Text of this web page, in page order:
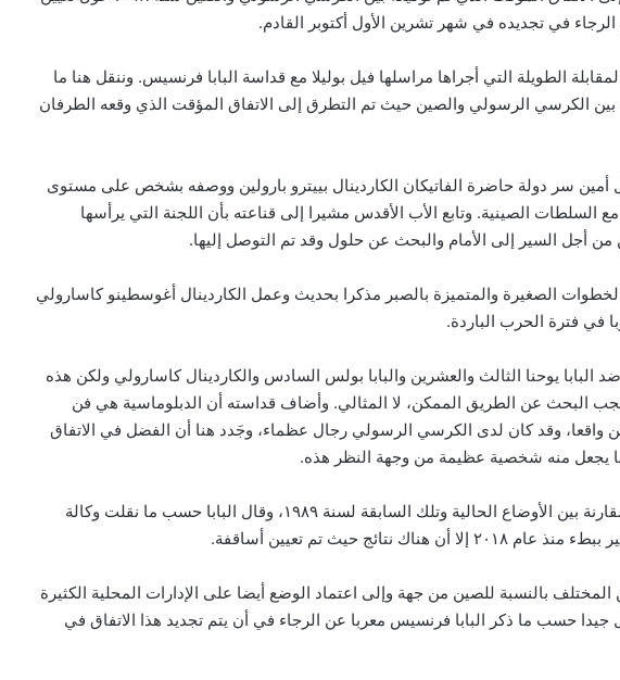
في تجديده في شهر تشرين الأول أكتوبر القادم.
الطويلة التي أجراها مراسلها فيل بوليلا مع قداسة البابا فرنسيس. وننقل هنا ما
بين الكرسي الرسولي والصين حيث تم التطرق إلى الاتفاق المؤقت الذي وقعه الطرفان
أمين سر دولة حاضرة الفاتيكان الكاردينال بييترو بارولين ووصفه بشخص على مستوى
السلطات الصينية. وتابع الأب الأقدس مشيرا إلى قناعته بأن اللجنة التي يرأسها
من أجل السير إلى الأمام والبحث عن حلول وقد تم التوصل إليها.
الصغيرة والمتميزة بالصبر مذكرا بحديث وعمل الكاردينال أغوسطينو كاسارولي
في فترة الحرب الباردة.
البابا يوحنا الثالث والعشرين والبابا بولس السادس والكاردينال كاسارولي ولكن هذه
البحث عن الطريق الممكن، لا المثالي. وأضاف قداسته أن الدبلوماسية هي فن
واقعا، وقد كان لدى الكرسي الرسولي رجال عظماء، وجَدد هنا أن الفضل في الاتفاق
ما يجعل منه شخصية عظيمة من وجهة النظر هذه.
وخلال الحديث عن هذه القضية عُقدت مقارنة بين الأوضاع الحالية وتلك السابقة لسنة ١٩٨٩، وقال البابا حسب ما نقلت وكالة
نتائج حيث تم تعيين أساقفة.
بالنسبة للصين من جهة وإلى اعتماد الوضع أيضا على الإدارات المحلية الكثيرة
حسب ما ذكر البابا فرنسيس معربا عن الرجاء في أن يتم تجديد هذا الاتفاق في
البابا: لتكن كل أداة تكنولوجية في خدمة
الحقيقة والخير
البابا لمشاركي أكبر مهرجان كاثوليكي في
أمريكا اللاتينية: حياة بلا مسيح هي حياة بلا
البابا يدعو إلى العودة للتفاوض من أجل حلّ